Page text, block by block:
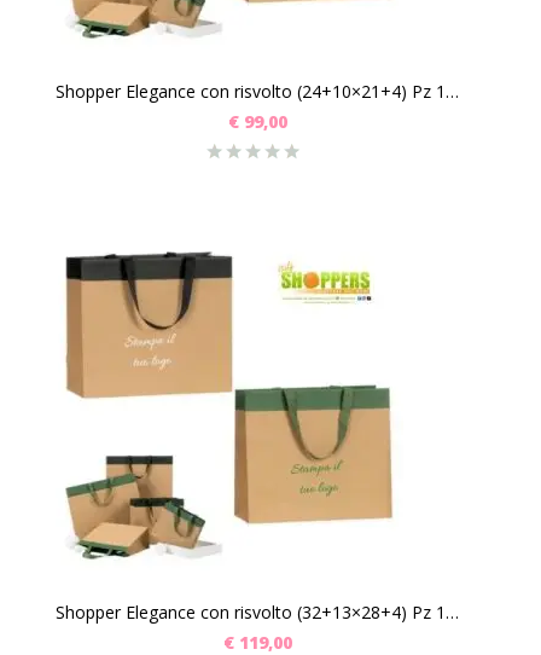
Shopper Elegance con risvolto (24+10×21+4) Pz 100
€ 99,00
Shopper Elegance con risvolto (32+13×28+4) Pz 100
€ 119,00